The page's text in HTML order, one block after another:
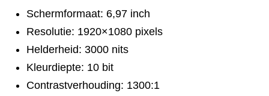
Schermformaat: 6,97 inch
Resolutie: 1920×1080 pixels
Helderheid: 3000 nits
Kleurdiepte: 10 bit
Contrastverhouding: 1300:1